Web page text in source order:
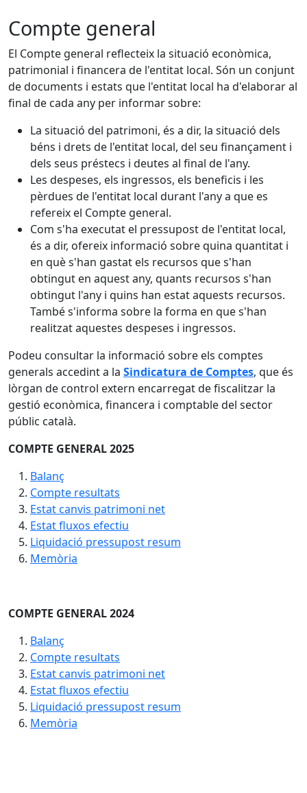
Compte general
El Compte general reflecteix la situació econòmica,
patrimonial i financera de l'entitat local. Són un conjunt
de documents i estats que l'entitat local ha d'elaborar al
final de cada any per informar sobre:
La situació del patrimoni, és a dir, la situació dels
béns i drets de l'entitat local, del seu finançament i
dels seus préstecs i deutes al final de l'any.
Les despeses, els ingressos, els beneficis i les
pèrdues de l'entitat local durant l'any a que es
refereix el Compte general.
Com s'ha executat el pressupost de l'entitat local,
és a dir, ofereix informació sobre quina quantitat i
en què s'han gastat els recursos que s'han
obtingut en aquest any, quants recursos s'han
obtingut l'any i quins han estat aquests recursos.
També s'informa sobre la forma en que s'han
realitzat aquestes despeses i ingressos.
Podeu consultar la informació sobre els comptes
generals accedint a la Sindicatura de Comptes, que és
lòrgan de control extern encarregat de fiscalitzar la
gestió econòmica, financera i comptable del sector
públic català.
COMPTE GENERAL 2025
Balanç
Compte resultats
Estat canvis patrimoni net
Estat fluxos efectiu
Liquidació pressupost resum
Memòria
COMPTE GENERAL 2024
Balanç
Compte resultats
Estat canvis patrimoni net
Estat fluxos efectiu
Liquidació pressupost resum
Memòria